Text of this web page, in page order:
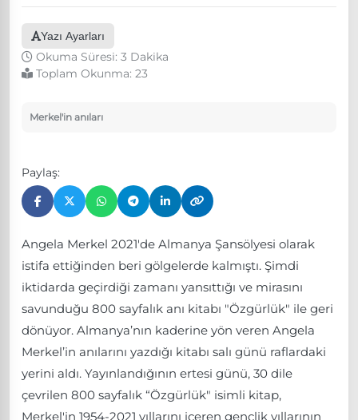
Yazı Ayarları
Okuma Süresi: 3 Dakika
Toplam Okunma: 23
Merkel'in anıları
Paylaş:
Angela Merkel 2021'de Almanya Şansölyesi olarak
istifa ettiğinden beri gölgelerde kalmıştı. Şimdi
iktidarda geçirdiği zamanı yansıttığı ve mirasını
savunduğu 800 sayfalık anı kitabı "Özgürlük" ile geri
dönüyor. Almanya’nın kaderine yön veren Angela
Merkel’in anılarını yazdığı kitabı salı günü raflardaki
yerini aldı. Yayınlandığının ertesi günü, 30 dile
çevrilen 800 sayfalık “Özgürlük" isimli kitap,
Merkel'in 1954-2021 yıllarını içeren gençlik yıllarının